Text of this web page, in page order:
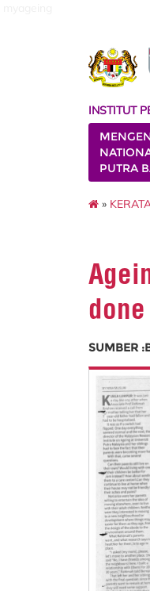
INSTITUT
PUTRA
»
done
SUMBER